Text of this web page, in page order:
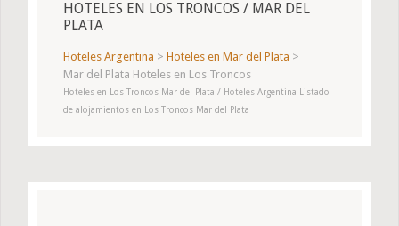
HOTELES EN LOS TRONCOS / MAR DEL
PLATA
Hoteles Argentina > Hoteles en Mar del Plata >
Mar del Plata Hoteles en Los Troncos
Hoteles en Los Troncos Mar del Plata / Hoteles Argentina Listado
de alojamientos en Los Troncos Mar del Plata